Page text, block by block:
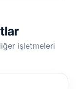
işletmeleri